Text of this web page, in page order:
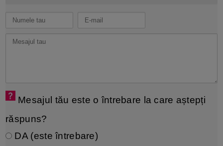
Mesajul tău este o întrebare la care aștepți
răspuns?
DA (este întrebare)